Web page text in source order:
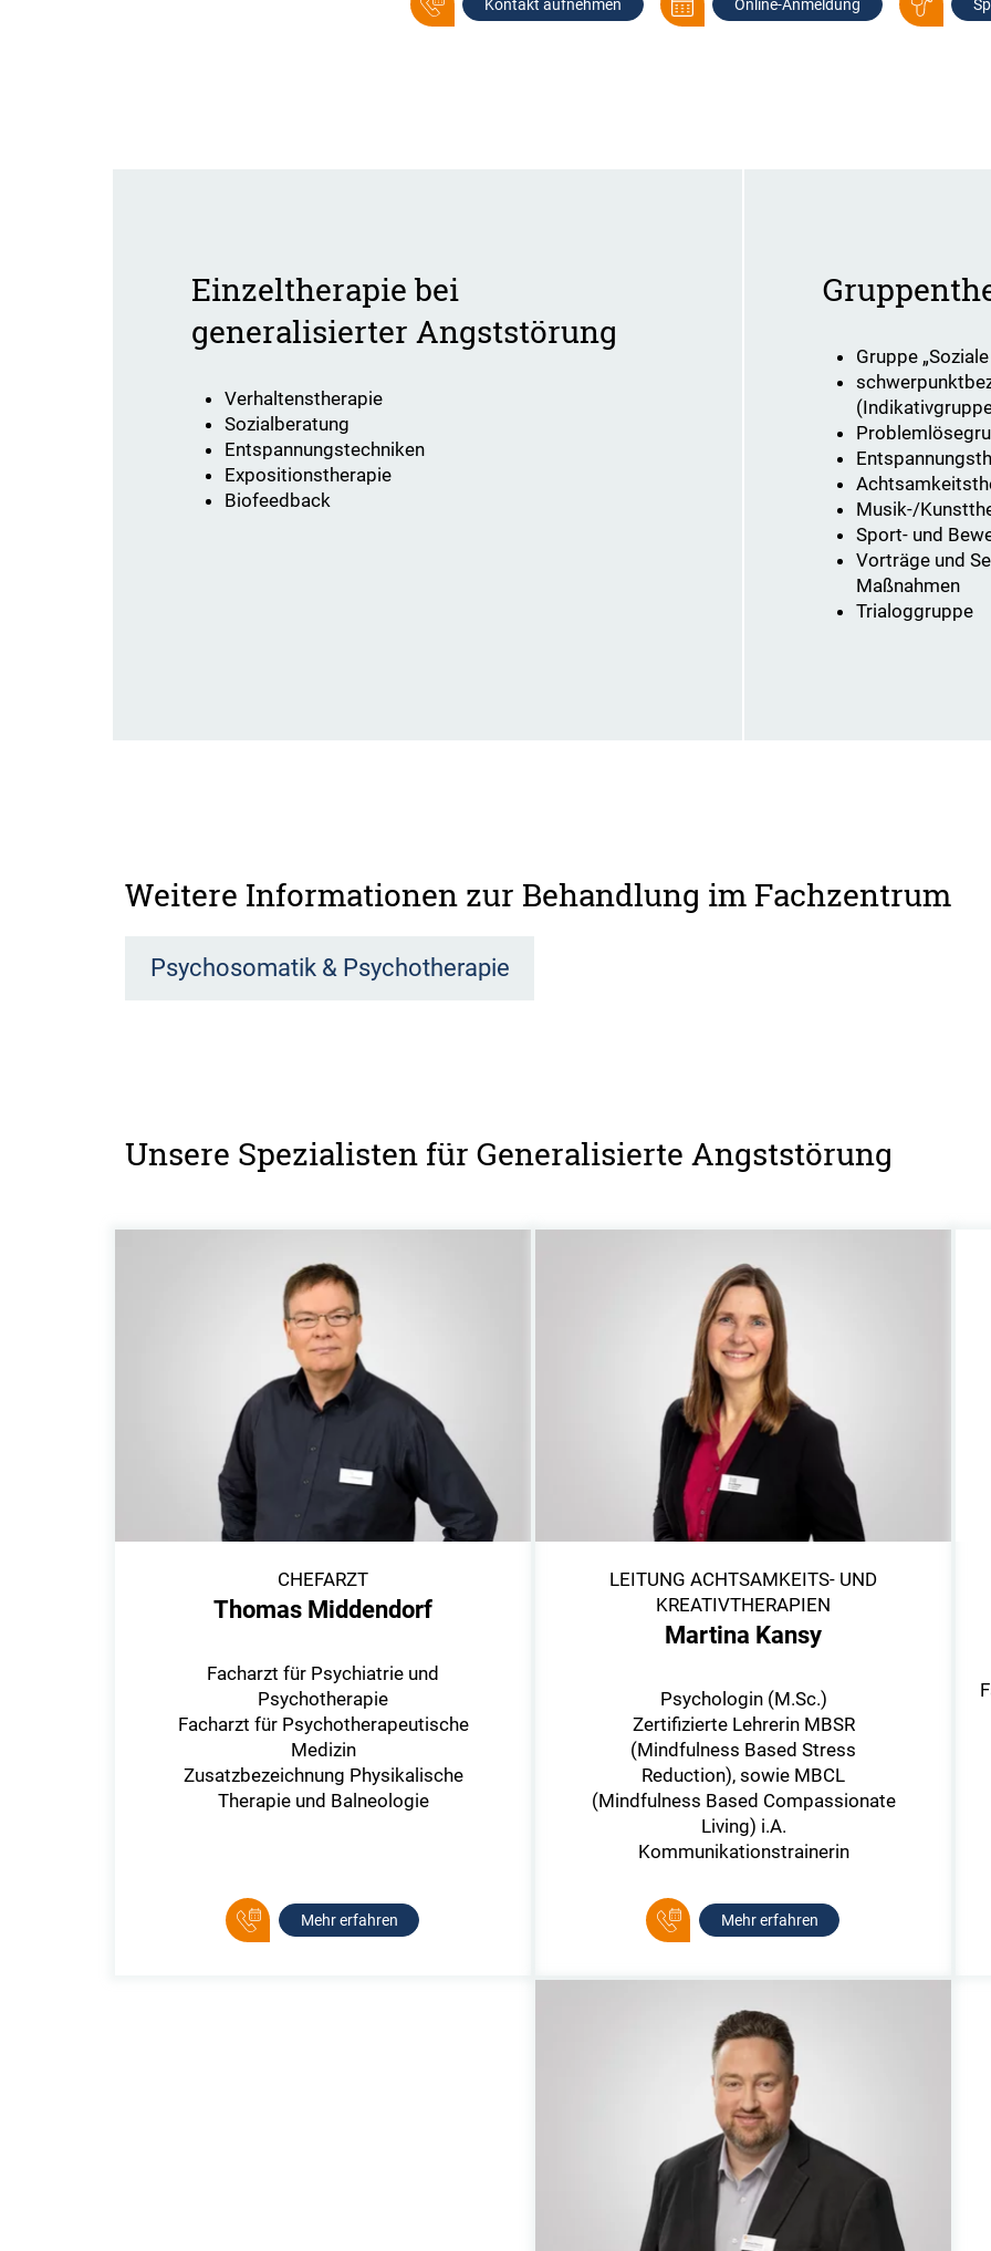
Kontakt aufnehmen Online-Anmeldung
Einzeltherapie bei
generalisierter Angststörung
Verhaltenstherapie
Sozialberatung
Entspannungstechniken
Expositionstherapie
Biofeedback
Gruppe
Musik-/
Sport- und
Vorträge und
Maßnahmen
Trialoggruppe
Weitere Informationen zur Behandlung im Fachzentrum
Psychosomatik & Psychotherapie
Unsere Spezialisten für Generalisierte Angststörung
CHEFARZT
Thomas Middendorf
Facharzt für Psychiatrie und
Psychotherapie
Facharzt für Psychotherapeutische
Medizin
Zusatzbezeichnung Physikalische
Therapie und Balneologie
Mehr erfahren
LEITUNG ACHTSAMKEITS- UND
KREATIVTHERAPIEN
Martina Kansy
Psychologin (M.Sc.)
Zertifizierte Lehrerin MBSR
(Mindfulness Based Stress
Reduction), sowie MBCL
(Mindfulness Based Compassionate
Living) i.A.
Kommunikationstrainerin
Mehr erfahren